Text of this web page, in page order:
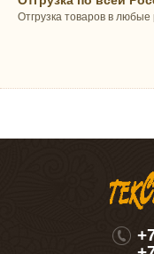
Отгрузка товаров в любые